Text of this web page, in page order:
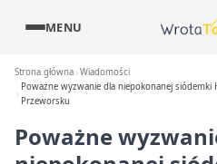
MENU
Strona główna Wiadomości
Poważne wyzwanie dla niepokonanej siódemki
Przeworsku
Poważne